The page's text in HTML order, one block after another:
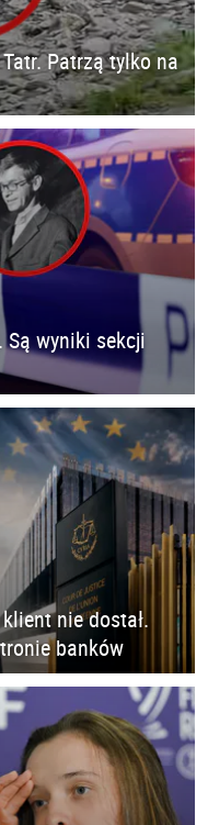
Tatr. Patrzą tylko na
Są wyniki sekcji
nie dostał.
banków